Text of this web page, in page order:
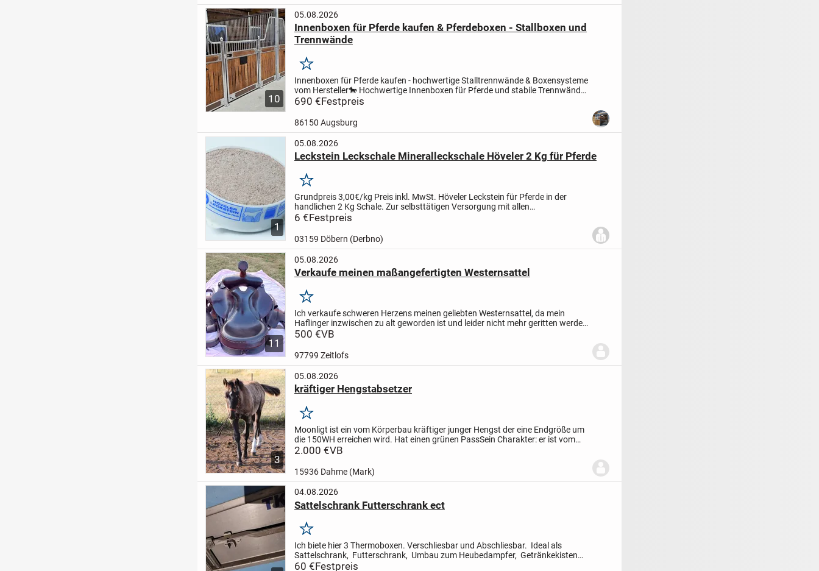
10
05.08.2026
Innenboxen für Pferde kaufen & Pferdeboxen - Stallboxen und
Trennwände
Merken
Innenboxen für Pferde kaufen - hochwertige Stalltrennwände & Boxensysteme
vom Hersteller🐎 Hochwertige Innenboxen für Pferde und stabile Trennwände
für moderne Pferdeställe
690 €Festpreis
86150 Augsburg
1
05.08.2026
Leckstein Leckschale Mineralleckschale Höveler 2 Kg für Pferde
Merken
Grundpreis 3,00€/kg Preis inkl. MwSt. Höveler Leckstein für Pferde in der
handlichen 2 Kg Schale. Zur selbsttätigen Versorgung mit allen
lebenswichtigen Mineralien und Spurenelementen.
6 €Festpreis
03159 Döbern (Derbno)
11
05.08.2026
Verkaufe meinen maßangefertigten Westernsattel
Merken
Ich verkaufe schweren Herzens meinen geliebten Westernsattel, da mein
Haflinger inzwischen zu alt geworden ist und leider nicht mehr geritten werden
kann.Der Sattel ist maßangefertigt, besteht aus...
500 €VB
97799 Zeitlofs
3
05.08.2026
kräftiger Hengstabsetzer
Merken
Moonligt ist ein vom Körperbau kräftiger junger Hengst der eine Endgröße um
die 150WH erreichen wird. Hat einen grünen PassSein Charakter: er ist vom
Wesen her ein ruhiger Jung Hengst , hat auch...
2.000 €VB
15936 Dahme (Mark)
04.08.2026
Sattelschrank Futterschrank ect
Merken
Ich biete hier 3 Thermoboxen. Verschliesbar und Abschliesbar. Ideal als
Sattelschrank, Futterschrank, Umbau zum Heubedampfer, Getränkekisten
kühl halten ect. Hält alles trocken und sauber.
60 €Festpreis